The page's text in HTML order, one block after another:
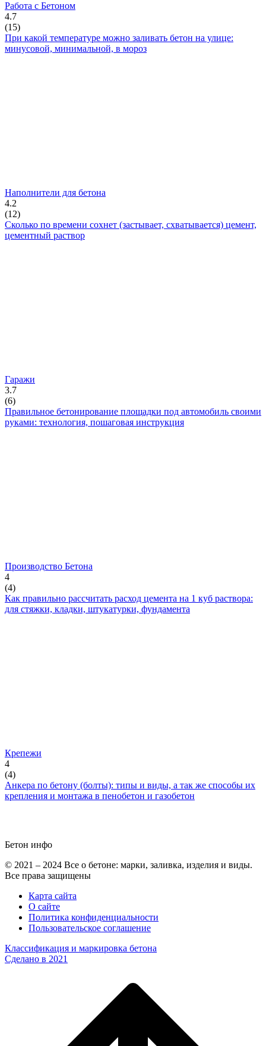
Работа с Бетоном
4.7
(15)
При какой температуре можно заливать бетон на улице:
минусовой, минимальной, в мороз
Наполнители для бетона
4.2
(12)
Сколько по времени сохнет (застывает, схватывается) цемент,
цементный раствор
Гаражи
3.7
(6)
Правильное бетонирование площадки под автомобиль своими
руками: технология, пошаговая инструкция
Производство Бетона
4
(4)
Как правильно рассчитать расход цемента на 1 куб раствора:
для стяжки, кладки, штукатурки, фундамента
Крепежи
4
(4)
Анкера по бетону (болты): типы и виды, а так же способы их
крепления и монтажа в пенобетон и газобетон
Бетон инфо
© 2021 – 2024 Все о бетоне: марки, заливка, изделия и виды.
Все права защищены
Карта сайта
О сайте
Политика конфиденциальности
Пользовательское соглашение
Классификация и маркировка бетона
Сделано в 2021